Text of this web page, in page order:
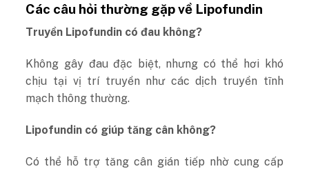
Các câu hỏi thường gặp về Lipofundin
Truyền Lipofundin có đau không?
Không gây đau đặc biệt, nhưng có thể hơi khó
chịu tại vị trí truyền như các dịch truyền tĩnh
mạch thông thường.
Lipofundin có giúp tăng cân không?
Có thể hỗ trợ tăng cân gián tiếp nhờ cung cấp